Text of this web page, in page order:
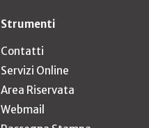
Strumenti
Contatti
Servizi Online
Area Riservata
Webmail